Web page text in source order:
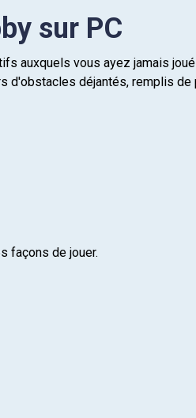
sur PC
auxquels vous ayez jamais
d'obstacles déjantés, remplis
façons de jouer.